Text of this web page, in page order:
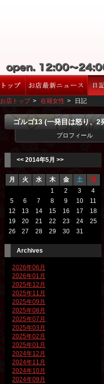
お店トップ > 在籍女性 > 日記
ゴルゴ13 (一発目は怒り、2
プロフィール
<< 2014年5月 >>
月 火 水 木 金 土
日
1
2 3
4
5
6 7 8 9 10
11
12
13 14 15 16 17
18
19
20 21 22 23 24
25
26
27 28 29 30 31
Archives
2026年06月
2026年01月
2025年12月
2025年11月
2025年09月
2025年08月
2025年07月
2025年03月
2025年02月
2025年01月
2024年12月
2024年11月
2024年10月
2024年09月